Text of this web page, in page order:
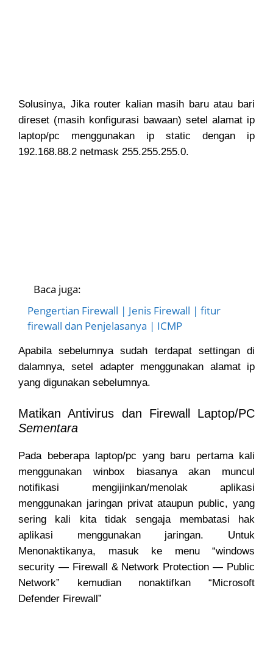
Solusinya, Jika router kalian masih baru atau bari
direset (masih konfigurasi bawaan) setel alamat ip
laptop/pc menggunakan ip static dengan ip
192.168.88.2 netmask 255.255.255.0.
Baca juga:
Pengertian Firewall | Jenis Firewall | fitur
firewall dan Penjelasanya | ICMP
Apabila sebelumnya sudah terdapat settingan di
dalamnya, setel adapter menggunakan alamat ip
yang digunakan sebelumnya.
Matikan Antivirus dan Firewall Laptop/PC
Sementara
Pada beberapa laptop/pc yang baru pertama kali
menggunakan winbox biasanya akan muncul
notifikasi mengijinkan/menolak aplikasi
menggunakan jaringan privat ataupun public, yang
sering kali kita tidak sengaja membatasi hak
aplikasi menggunakan jaringan. Untuk
Menonaktikanya, masuk ke menu “windows
security — Firewall & Network Protection — Public
Network” kemudian nonaktifkan “Microsoft
Defender Firewall”